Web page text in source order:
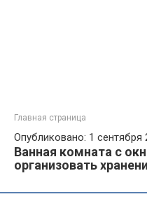
Главная страница
Опубликовано: 1 сентября
Ванная комната с
организовать